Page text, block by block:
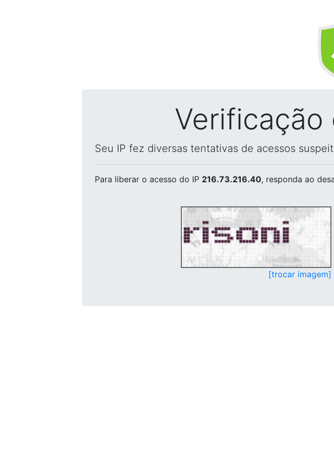
Verificação
Seu IP fez diversas tentativas de acessos
Para liberar o acesso do IP 216.73.216.40, responda ao
[trocar imagem]